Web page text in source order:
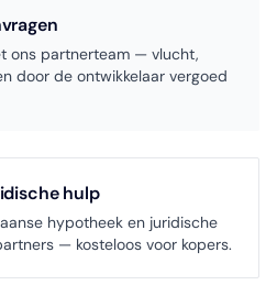
ons partnerteam — vlucht,
door de ontwikkelaar vergoed
hulp
hypotheek en juridische
— kosteloos voor kopers.